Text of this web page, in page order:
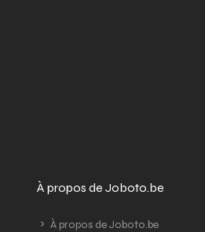
À propos de Joboto.be
À propos de Joboto.be